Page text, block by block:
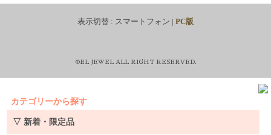
表示切替 : スマートフォン | PC版
©EL JEWEL ALL RIGHT RESERVED.
カテゴリーから探す
▽ 新着・限定品